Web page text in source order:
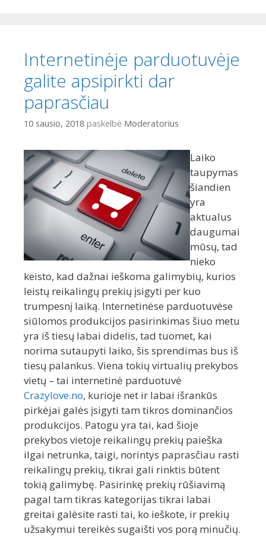
Internetinėje parduotuvėje
galite apsipirkti dar
paprasčiau
10 sausio, 2018 paskelbė Moderatorius
Laiko
taupymas
šiandien
yra
aktualus
daugumai
mūsų, tad
nieko
keisto, kad dažnai ieškoma galimybių, kurios
leistų reikalingų prekių įsigyti per kuo
trumpesnį laiką. Internetinėse parduotuvėse
siūlomos produkcijos pasirinkimas šiuo metu
yra iš tiesų labai didelis, tad tuomet, kai
norima sutaupyti laiko, šis sprendimas bus iš
tiesų palankus. Viena tokių virtualių prekybos
vietų – tai internetinė parduotuvė
Crazylove.no, kurioje net ir labai išrankūs
pirkėjai galės įsigyti tam tikros dominančios
produkcijos. Patogu yra tai, kad šioje
prekybos vietoje reikalingų prekių paieška
ilgai netrunka, taigi, norintys paprasčiau rasti
reikalingų prekių, tikrai gali rinktis būtent
tokią galimybę. Pasirinkę prekių rūšiavimą
pagal tam tikras kategorijas tikrai labai
greitai galėsite rasti tai, ko ieškote, ir prekių
užsakymui tereikės sugaišti vos porą minučių.